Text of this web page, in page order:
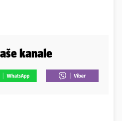
kanale